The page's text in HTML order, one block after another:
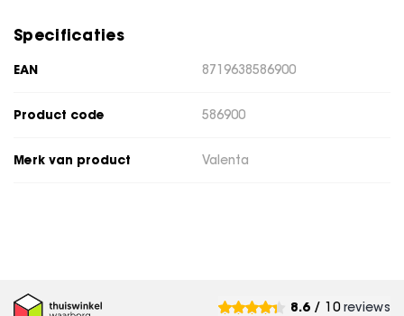
Specificaties
EAN 8719638586900
Product code 586900
Merk van product Valenta
8.6/ 10 reviews